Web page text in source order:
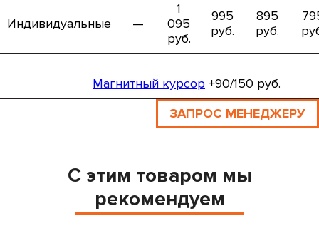
Индивидуальные —
1
095
руб.
995
руб.
895
руб.
Магнитный курсор +90/150 руб.
ЗАПРОС МЕНЕДЖЕРУ
С этим товаром мы
рекомендуем